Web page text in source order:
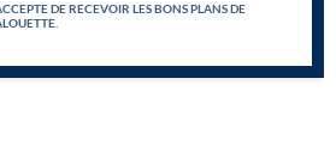
LES BONS PLANS DE
DE RECEVOIR LES BONS PLANS DE